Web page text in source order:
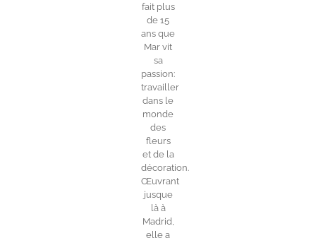
fait plus
de 15
ans que
Mar vit
sa
passion:
travailler
dans le
monde
des
fleurs
et de la
décoration.
Œuvrant
jusque
là à
Madrid,
elle a